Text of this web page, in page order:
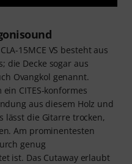
15MCE VS besteht aus
die Decke sogar aus
Ovangkol genannt.
CITES-konformes
aus diesem Holz und
lässt die Gitarre trocken,
Am prominentesten
genug
ist. Das Cutaway erlaubt